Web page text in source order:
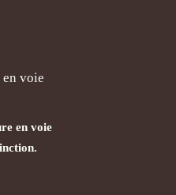
en voie